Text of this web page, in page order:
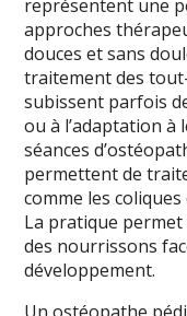
représentent une
approches
douces et sans
traitement des
subissent parfois
ou à l’adaptation
séances
permettent de
comme les
La pratique
des nourrissons
développement.